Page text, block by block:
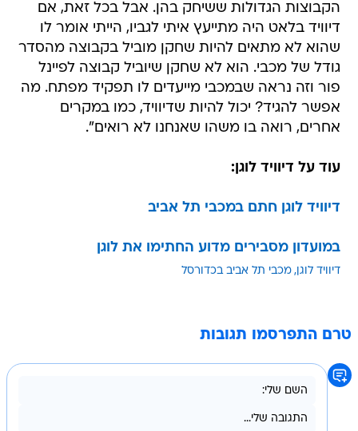
הקבוצות הגדולות ששיחק בהן. אבל בכל זאת, אם
דיוויד בלאט היה מתייעץ איתי לגביו, הייתי אומר לו
שהוא לא מתאים להיות שחקן מוביל בקבוצה מהסדר
גודל של מכבי. הוא לא שחקן שיוביל קבוצה לפיינל
פור וזה נראה שבמכבי מייעדים לו תפקיד מפתח. מה
אפשר להגיד? יכול להיות שדיוויד, כמו במקרים
אחרים, רואה בו משהו שאנחנו לא רואים".
עוד על דיוויד לוגן:
דיוויד לוגן חתם במכבי תל אביב
במועדון מסבירים מדוע החתימו את לוגן
דיוויד לוגן מכבי תל אביב בכדורסל
טרם התפרסמו תגובות